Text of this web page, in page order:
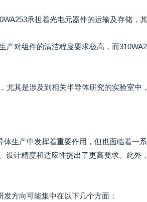
承担着光电元器件的运输及存储，
产对组件的清洁程度要求极高，而
尤其是涉及到相关半导体研究的实验室中
体生产中发挥着重要作用，但也面临着一
设计精度和适应性提出了更高要求。此
方向可能集中在以下几个方面：